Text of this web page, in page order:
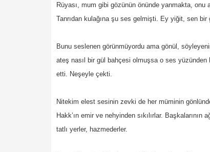
Rüyası, mum gibi gözünün önünde yanmakta, onu
Tanrıdan kulağına şu ses gelmişti. Ey yiğit, sen
Bunu seslenen görünmüyordu ama gönül,
ateş nasıl bir gül bahçesi olmuşsa o ses
etti. Neşeyle çekti.
Nitekim elest sesinin zevki de her müminin
Hakk’ın emir ve nehyinden sıkılırlar.
tatlı yerler, hazmederler.